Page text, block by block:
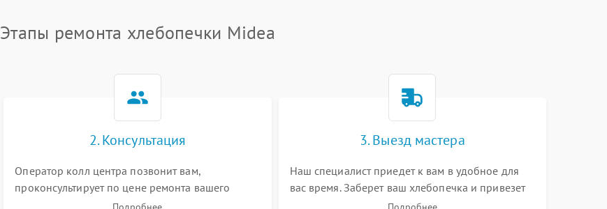
Этапы ремонта хлебопечки Midea
2. Консультация
Оператор колл центра позвонит вам,
проконсультирует по цене ремонта вашего
хлебопечки а также ответит на все ваши
3. Выезд мастера
Наш специалист приедет к вам в удобное для
вас время. Заберет ваш хлебопечка и привезет
на склад для диагностики.